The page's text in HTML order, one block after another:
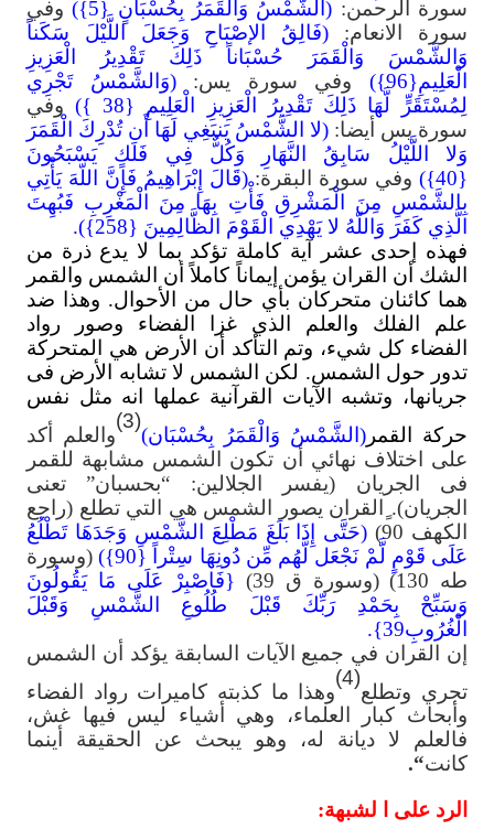
سورة الرحمن: (الشَّمْسُ وَالْقَمَرُ بِحُسْبَانٍ {5})
وفي
سورة الانعام:
(فَالِقُ الإصْبَاحِ وَجَعَلَ اللَّيْلَ سَكَناً
وَالشَّمْسَ وَالْقَمَرَ حُسْبَاناً ذَلِكَ تَقْدِيرُ الْعَزِيزِ
الْعَلِيمِ{96})
وفي سورة يس:
(وَالشَّمْسُ تَجْرِي
لِمُسْتَقَرٍّ لَّهَا ذَلِكَ تَقْدِيرُ الْعَزِيزِ الْعَلِيمِ {38 })
وفي
سورة يس أيضا: (لا الشَّمْسُ يَنبَغِي لَهَا أَن تُدْرِكَ الْقَمَرَ
وَلا اللَّيْلُ سَابِقُ النَّهَارِ وَكُلٌّ فِي فَلَكٍ يَسْبَحُونَ
{40})
وفي سورة البقرة: (قَالَ إِبْرَاهِيمُ فَإِنَّ اللّهَ يَأْتِي
بِالشَّمْسِ مِنَ الْمَشْرِقِ فَأْتِ بِهَا مِنَ الْمَغْرِبِ فَبُهِتَ
الَّذِي كَفَرَ وَاللّهُ لا يَهْدِي الْقَوْمَ الظَّالِمِينَ {258}).
فهذه إحدى عشر آية كاملة تؤكد بما لا يدع ذرة من
الشك أن القران يؤمن إيماناً كاملاً أن الشمس والقمر
هما كائنان متحركان بأي حال من الأحوال. وهذا ضد
علم الفلك والعلم الذي غزا الفضاء وصور رواد
الفضاء كل شيء، وتم التأكد أن الأرض هي المتحركة
تدور حول الشمس. لكن الشمس لا تشابه الأرض فى
جريانها، وتشبه الآيات القرآنية عملها انه مثل نفس
حركة القمر (الشَّمْسُ وَالْقَمَرُ بِحُسْبَان)
(3)
والعلم أكد
على اختلاف نهائي أن تكون الشمس مشابهة للقمر
فى الجريان (يفسر الجلالين: “بحسبان” تعنى
الجريان). ٍالقران يصور الشمس هي التي تطلع (راجع
الكهف 90)
(حَتَّى إِذَا بَلَغَ مَطْلِعَ الشَّمْسِ وَجَدَهَا تَطْلُعُ
عَلَى قَوْمٍ لَّمْ نَجْعَل لَّهُم مِّن دُونِهَا سِتْراً {90})
(وسورة
طه 130) (وسورة ق 39)
{فَاصْبِرْ عَلَى مَا يَقُولُونَ
وَسَبِّحْ بِحَمْدِ رَبِّكَ قَبْلَ طُلُوعِ الشَّمْسِ وَقَبْلَ
الْغُرُوبِ39}.
إن القران في جميع الآيات السابقة يؤكد أن الشمس
تجري وتطلع
(4)
وهذا ما كذبته كاميرات رواد الفضاء
وأبحاث كبار العلماء، وهي أشياء ليس فيها غش،
فالعلم لا ديانة له، وهو يبحث عن الحقيقة أينما
كانت“.
الرد على ا لشبهة: